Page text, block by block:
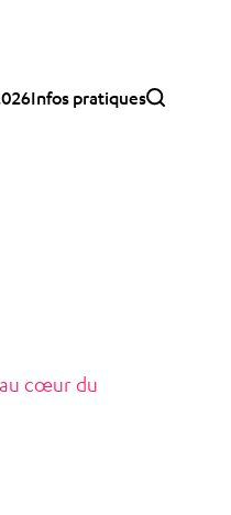
Infos pratiques
au cœur du